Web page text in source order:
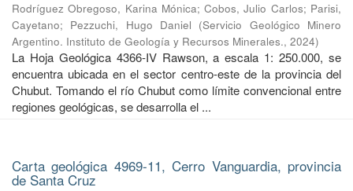
Rodríguez Obregoso, Karina Mónica;Cobos, Julio Carlos; Parisi,
Cayetano; Pezzuchi, Hugo Daniel (Servicio Geológico Minero
Argentino. Instituto de Geología y Recursos Minerales., 2024)
La Hoja Geológica 4366-IV Rawson, a escala 1: 250.000, se
encuentra ubicada en el sector centro-este de la provincia del
Chubut. Tomando el río Chubut como límite convencional entre
regiones geológicas, se desarrolla el ...
Carta geológica 4969-11, Cerro Vanguardia, provincia
de Santa Cruz